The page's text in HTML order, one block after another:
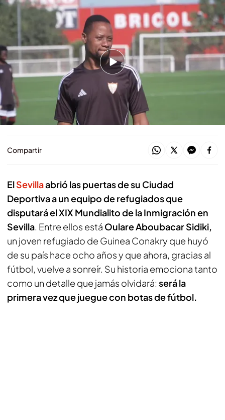
Oulare Aboubacar Sidiki, con la camiseta del Sevilla.eldesmarque.com
Andrea Esteban
29 MAY 2026 - 16:21h.
Huyó de su país hace ocho años hasta llegar a
Sevilla
El Sevilla FC jugará con el Bayer Leverkusen en
pretemporada
Compartir
ElSevillaabrió las puertas de su Ciudad
Deportiva a un equipo de refugiados que
disputará el XIX Mundialito de la Inmigración en
Sevilla. Entre ellos está Oulare Aboubacar Sidiki,
un joven refugiado de Guinea Conakry que huyó
de su país hace ocho años y que ahora, gracias al
fútbol, vuelve a sonreír. Su historia emociona tanto
como un detalle que jamás olvidará: será la
primera vez que juegue con botas de fútbol.